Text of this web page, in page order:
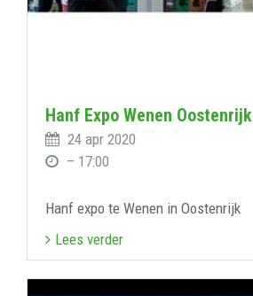
Hanf Expo Wenen Oostenrijk
24 apr 2020
– 17:00
Hanf expo te Wenen in Oostenrijk
Lees verder